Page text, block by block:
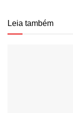
Leia também